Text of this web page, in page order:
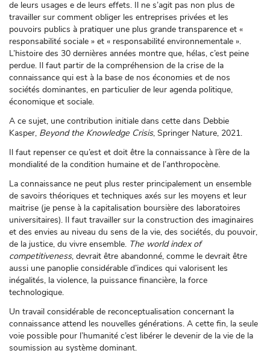
de leurs usages e de leurs effets. Il ne s’agit pas non plus de
travailler sur comment obliger les entreprises privées et les
pouvoirs publics à pratiquer une plus grande transparence et «
responsabilité sociale » et « responsabilité environnementale ».
L’histoire des 30 dernières années montre que, hélas, c’est peine
perdue. Il faut partir de la compréhension de la crise de la
connaissance qui est à la base de nos économies et de nos
sociétés dominantes, en particulier de leur agenda politique,
économique et sociale.
A ce sujet, une contribution initiale dans cette dans Debbie
Kasper, Beyond the Knowledge Crisis, Springer Nature, 2021.
Il faut repenser ce qu’est et doit être la connaissance à l’ère de la
mondialité de la condition humaine et de l’anthropocène.
La connaissance ne peut plus rester principalement un ensemble
de savoirs théoriques et techniques axés sur les moyens et leur
maitrise (je pense à la capitalisation boursière des laboratoires
universitaires). Il faut travailler sur la construction des imaginaires
et des envies au niveau du sens de la vie, des sociétés, du pouvoir,
de la justice, du vivre ensemble. The world index of
competitiveness, devrait être abandonné, comme le devrait être
aussi une panoplie considérable d’indices qui valorisent les
inégalités, la violence, la puissance financière, la force
technologique.
Un travail considérable de reconceptualisation concernant la
connaissance attend les nouvelles générations. A cette fin, la seule
voie possible pour l’humanité c’est libérer le devenir de la vie de la
soumission au système dominant.